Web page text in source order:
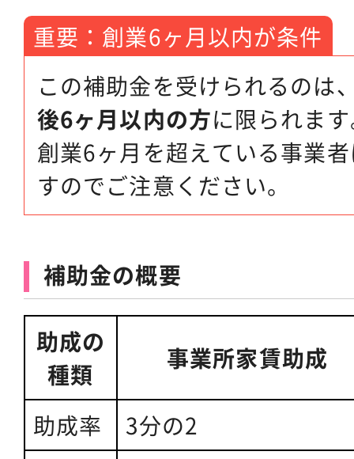
重要：創業6ヶ月以内が条件
この補助金を受けられるのは
後6ヶ月以内の方に限られま
創業6ヶ月を超えている事業
すのでご注意ください。
補助金の概要
助成の
種類
事業所家賃助成
助成率
3分の2